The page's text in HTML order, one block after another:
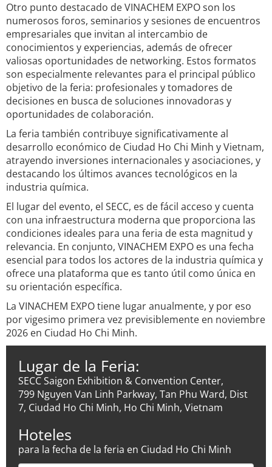
Otro punto destacado de VINACHEM EXPO son los
numerosos foros, seminarios y sesiones de encuentros
empresariales que invitan al intercambio de
conocimientos y experiencias, además de ofrecer
valiosas oportunidades de networking. Estos formatos
son especialmente relevantes para el principal público
objetivo de la feria: profesionales y tomadores de
decisiones en busca de soluciones innovadoras y
oportunidades de colaboración.
La feria también contribuye significativamente al
desarrollo económico de Ciudad Ho Chi Minh y Vietnam,
atrayendo inversiones internacionales y asociaciones, y
destacando los últimos avances tecnológicos en la
industria química.
El lugar del evento, el SECC, es de fácil acceso y cuenta
con una infraestructura moderna que proporciona las
condiciones ideales para una feria de esta magnitud y
relevancia. En conjunto, VINACHEM EXPO es una fecha
esencial para todos los actores de la industria química y
ofrece una plataforma que es tanto útil como única en
su orientación específica.
La VINACHEM EXPO tiene lugar anualmente, y por eso
por vigesimo primera vez previsiblemente en noviembre
2026 en Ciudad Ho Chi Minh.
Lugar de la Feria:
SECC Saigon Exhibition & Convention Center,
799 Nguyen Van Linh Parkway, Tan Phu Ward, Dist
7, Ciudad Ho Chi Minh, Ho Chi Minh, Vietnam
Hoteles
para la fecha de la feria en Ciudad Ho Chi Minh